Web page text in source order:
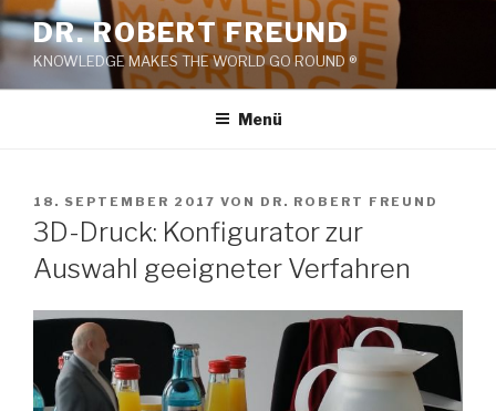
Zum
Inhalt
springen
DR. ROBERT FREUND
KNOWLEDGE MAKES THE WORLD GO ROUND ®
Menü
VERÖFFENTLICHT
AM
18. SEPTEMBER 2017 VON DR. ROBERT FREUND
3D-Druck: Konfigurator zur
Auswahl geeigneter Verfahren